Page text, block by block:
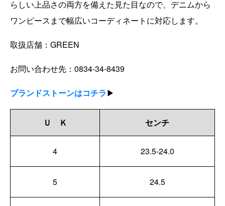
らしい上品さの両方を備えた見た目なので、デニムから
ワンピースまで幅広いコーディネートに対応します。
取扱店舗：GREEN
お問い合わせ先：0834-34-8439
ブランドストーンはコチラ▶
Ｕ Ｋ センチ
4 23.5-24.0
5 24.5